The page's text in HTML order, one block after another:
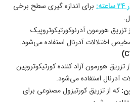
برای اندازه گیری سطح برخی
تزریق هورمون آدرنوکورتیکوتروپیک
تزریق هورمون آزاد کننده کورتیکوتروپین
که از تزریق کورتیزول مصنوعی برای